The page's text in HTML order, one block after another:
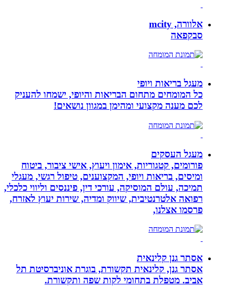
אלוורה, mcity
סבקפאה
מעגל בריאות ויופי
כל המומחים מתחום הבריאות והיופי, ישמחו להעניק
לכם מענה מקצועי ומהימן במגוון נושאים!
מעגל העסקים
פורומים, קטגוריות, אימון ויעוץ, אישי ציבור, ביטוח
ומיסים, בריאות ויופי, המקצוענים, טיפול רגשי, מעגלי
תמיכה, עולם המוסיקה, עורכי דין, פיננסים וליווי כלכלי,
רפואה אלטרנטיבית, שיווק ומדיה, שירות יעוץ לאזרח,
פרסמו אצלנו,
אסתר גנן קלינאית
אסתר גנן, קלינאית תקשורת, בוגרת אוניברסיטת תל
אביב. מטפלת בתחומי לקות שפה ותקשורת.